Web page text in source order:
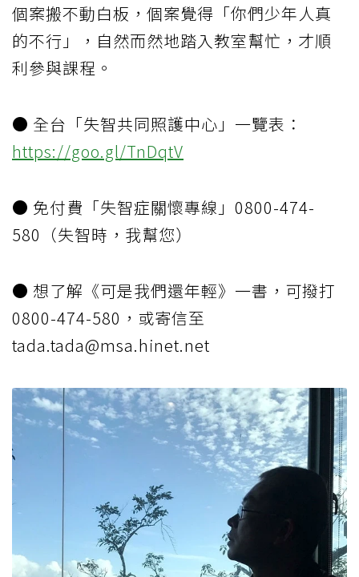
個案搬不動白板，個案覺得「你們少年人真
的不行」，自然而然地踏入教室幫忙，才順
利參與課程。
● 全台「失智共同照護中心」一覽表：
https://goo.gl/TnDqtV
● 免付費「失智症關懷專線」0800-474-
580（失智時，我幫您）
● 想了解《可是我們還年輕》一書，可撥打
0800-474-580，或寄信至
tada.tada@msa.hinet.net